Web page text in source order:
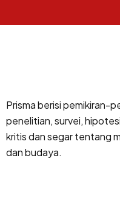
Prisma berisi pemikiran-
penelitian, survei,
kritis dan segar tentang
dan budaya.